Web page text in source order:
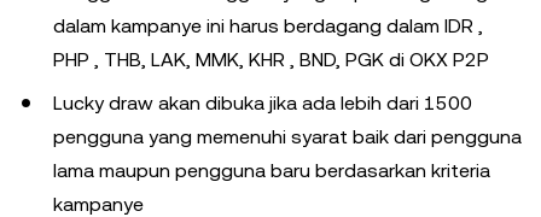
dalam kampanye ini harus berdagang dalam IDR ,
PHP , THB, LAK, MMK, KHR , BND, PGK di OKX P2P
Lucky draw akan dibuka jika ada lebih dari 1500
pengguna yang memenuhi syarat baik dari pengguna
lama maupun pengguna baru berdasarkan kriteria
kampanye